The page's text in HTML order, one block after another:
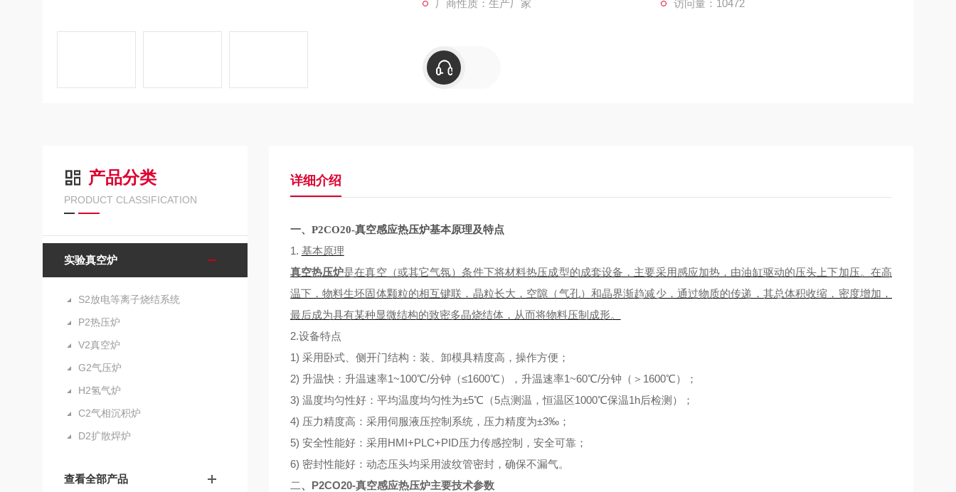
厂商性质：生产厂家 访问量：10472
产品分类
PRODUCT CLASSIFICATION
实验真空炉
S2放电等离子烧结系统
P2热压炉
V2真空炉
G2气压炉
H2氢气炉
C2气相沉积炉
D2扩散焊炉
查看全部产品
详细介绍
一、 P2CO20-真空感应热压炉基本原理及特点
1. 基本原理
真空热压炉是在真空（或其它气氛）条件下将材料热压成型的成套设备，主要采用感应加热，由油缸驱动的压头上下加压。在高
温下，物料生坯固体颗粒的相互键联，晶粒长大，空隙（气孔）和晶界渐趋减少，通过物质的传递，其总体积收缩，密度增加，
最后成为具有某种显微结构的致密多晶烧结体，从而将物料压制成形。
2.设备特点
1) 采用卧式、侧开门结构：装、卸模具精度高，操作方便；
2) 升温快：升温速率1~100℃/分钟（≤1600℃），升温速率1~60℃/分钟（＞1600℃）；
3) 温度均匀性好：平均温度均匀性为±5℃（5点测温，恒温区1000℃保温1h后检测）；
4) 压力精度高：采用伺服液压控制系统，压力精度为±3‰；
5) 安全性能好：采用HMI+PLC+PID压力传感控制，安全可靠；
6) 密封性能好：动态压头均采用波纹管密封，确保不漏气。
二、 P2CO20-真空感应热压炉主要技术参数